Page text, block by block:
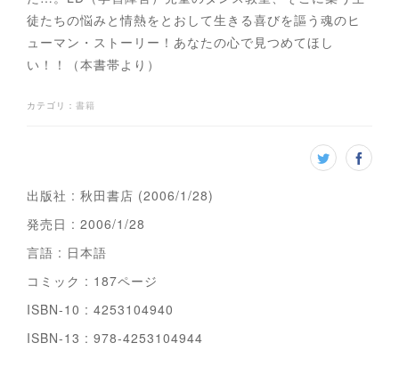
徒たちの悩みと情熱をとおして生きる喜びを謳う魂のヒ
ューマン・ストーリー！あなたの心で見つめてほし
い！！（本書帯より）
カテゴリ ： 書籍
出版社 : 秋田書店 (2006/1/28)
発売日 : 2006/1/28
言語 : 日本語
コミック : 187ページ
ISBN-10 : 4253104940
ISBN-13 : 978-4253104944